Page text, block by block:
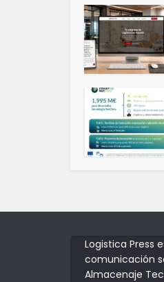
Logistica Press
comunicación
Almacenaje